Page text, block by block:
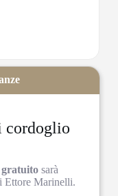
cordoglio
gratuito sarà
Ettore Marinelli.